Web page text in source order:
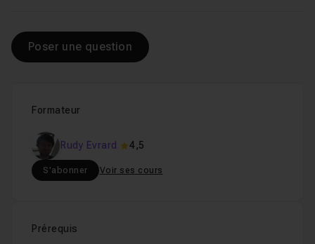
Formateur
Rudy Evrard 4,5
S'abonner Voir ses cours
Prérequis
Poser une question